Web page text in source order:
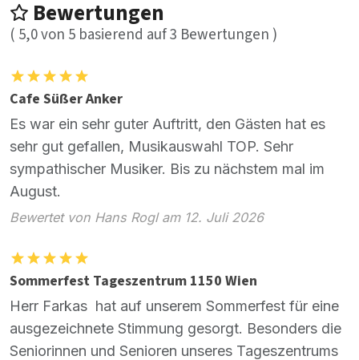
Bewertungen
( 5,0von 5 basierend auf3 Bewertungen )
Cafe Süßer Anker
Es war ein sehr guter Auftritt, den Gästen hat es
sehr gut gefallen, Musikauswahl TOP. Sehr
sympathischer Musiker. Bis zu nächstem mal im
August.
Bewertet von Hans Rogl am 12. Juli 2026
Sommerfest Tageszentrum 1150 Wien
Herr Farkas hat auf unserem Sommerfest für eine
ausgezeichnete Stimmung gesorgt. Besonders die
Seniorinnen und Senioren unseres Tageszentrums